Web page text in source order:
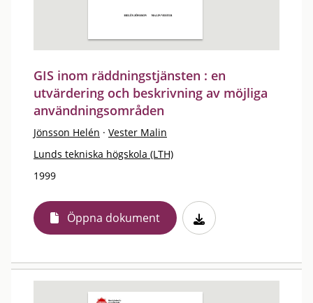
GIS inom räddningstjänsten : en
utvärdering och beskrivning av möjliga
användningsområden
Jönsson Helén · Vester Malin
Lunds tekniska högskola (LTH)
1999
Öppna dokument